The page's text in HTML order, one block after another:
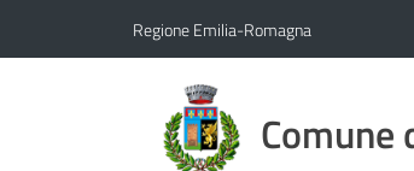
Regione Emilia-Romagna
Comune